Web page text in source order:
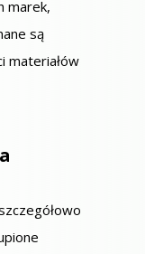
marek,
są
materiałów